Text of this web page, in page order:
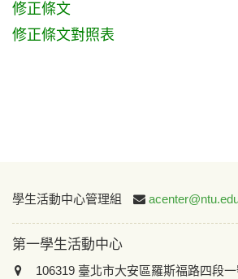
修正條文
修正條文對照表
:::
學生活動中心管理組
第一學生活動中心
106319 臺北市大安區羅斯福路四段